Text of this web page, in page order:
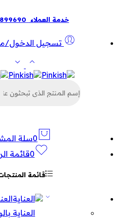
خدمة العملاء
تسجيل الدخول/
عن
0سلة
0قائمة
قائمة
العناية